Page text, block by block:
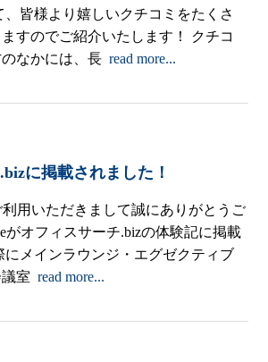
、皆様より嬉しいクチコミをたくさ
すのでご紹介いたします！ クチコ
のなかには、長read more...
に掲載されました！
利用いただきまして誠にありがとうご
がオフィスサーチ.bizの体験記に掲載
にメインラウンジ・エグゼクティブ
議室read more...